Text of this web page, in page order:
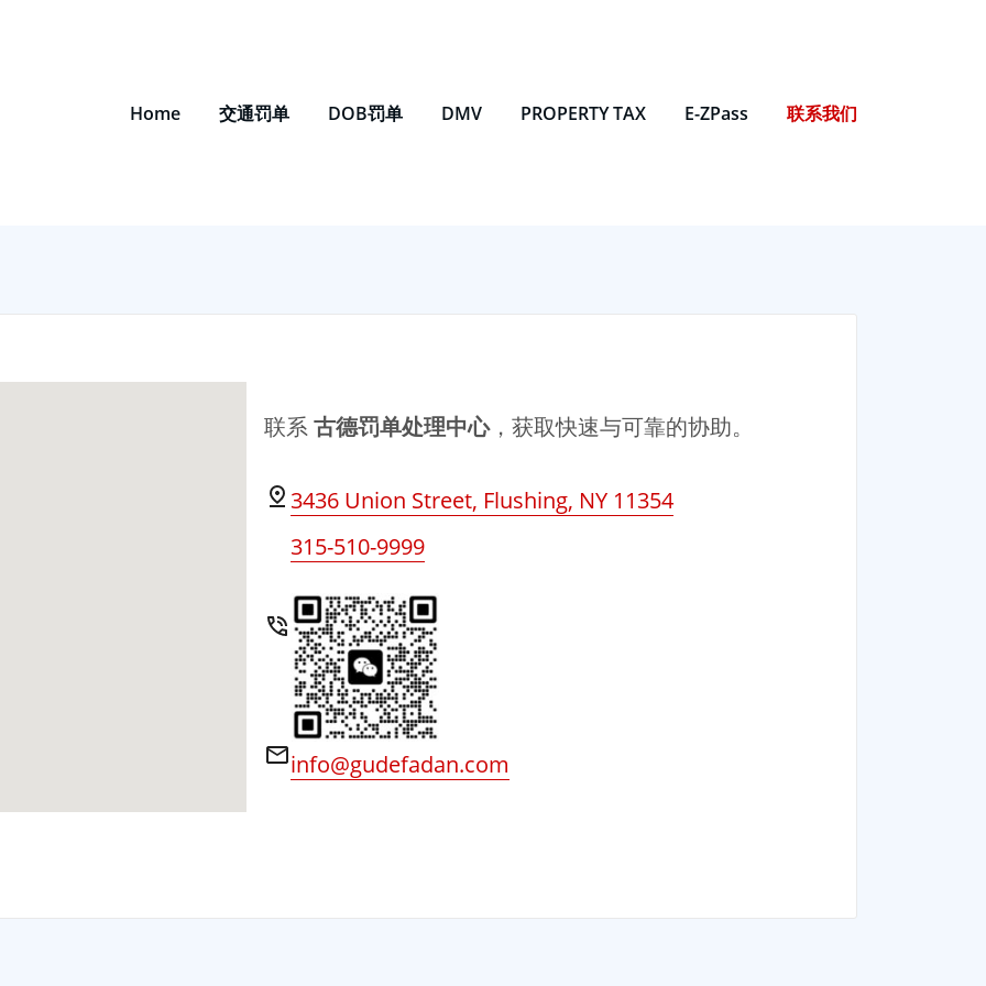
Home
交通罚单 DOB罚单 DMV PROPERTY TAX E-ZPass 联系我们
联系古德罚单处理中心，获取快速与可靠的协助。
3436 Union Street, Flushing, NY 11354
315-510-9999
info@gudefadan.com